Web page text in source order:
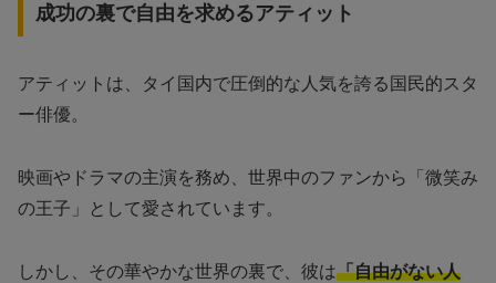
成功の裏で自由を求めるアティット
アティットは、タイ国内で圧倒的な人気を誇る国民的スタ
ー俳優。
映画やドラマの主演を務め、世界中のファンから「微笑み
の王子」として愛されています。
しかし、その華やかな世界の裏で、彼は「自由がない人